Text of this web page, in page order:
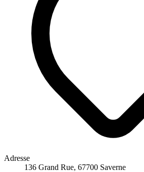
Adresse
136 Grand Rue, 67700 Saverne